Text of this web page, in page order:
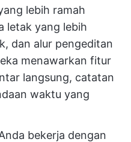
lebih ramah
letak yang lebih
dan alur pengeditan
menawarkan fitur
langsung, catatan
waktu yang
bekerja dengan